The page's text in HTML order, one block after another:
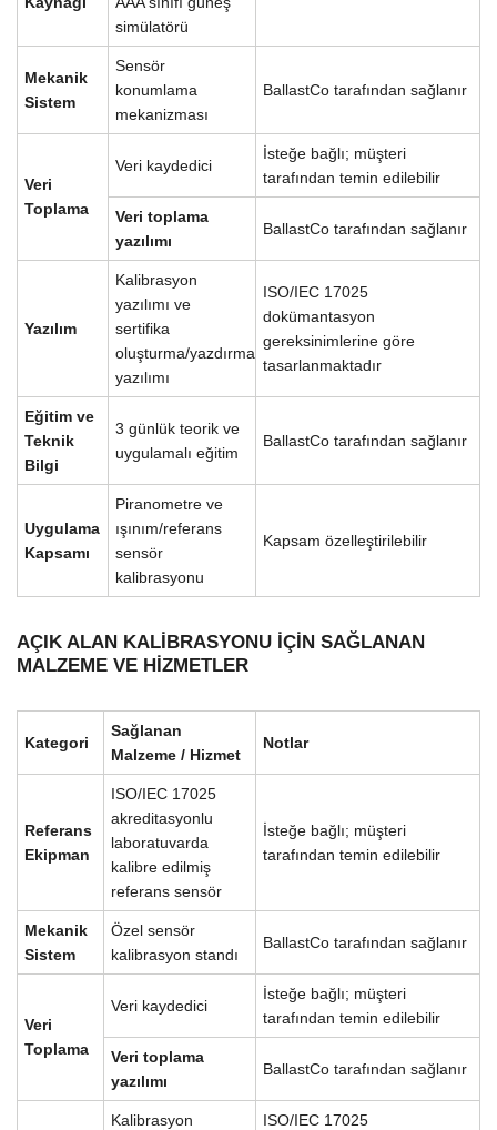
simülatörü
Mekanik
Sistem
Sensör
konumlama
mekanizması
BallastCo tarafından sağlanır
Veri
Toplama
Veri kaydedici
İsteğe bağlı; müşteri
tarafından temin edilebilir
Veri toplama
yazılımı
BallastCo tarafından sağlanır
Yazılım
Kalibrasyon
yazılımı ve
sertifika
oluşturma/yazdırma
yazılımı
ISO/IEC 17025
dokümantasyon
gereksinimlerine göre
tasarlanmaktadır
Eğitim ve
Teknik
Bilgi
3 günlük teorik ve
uygulamalı eğitim
BallastCo tarafından sağlanır
Uygulama
Kapsamı
Piranometre ve
ışınım/referans
sensör
kalibrasyonu
Kapsam özelleştirilebilir
AÇIK ALAN KALIBRASYONU IÇIN SAĞLANAN
MALZEME VE HIZMETLER
Kategori
Sağlanan
Malzeme / Hizmet
Notlar
Referans
Ekipman
ISO/IEC 17025
akreditasyonlu
laboratuvarda
kalibre edilmiş
referans sensör
İsteğe bağlı; müşteri
tarafından temin edilebilir
Mekanik
Sistem
Özel sensör
kalibrasyon standı
BallastCo tarafından sağlanır
Veri
Toplama
Veri kaydedici
İsteğe bağlı; müşteri
tarafından temin edilebilir
Veri toplama
yazılımı
BallastCo tarafından sağlanır
Kalibrasyon
ISO/IEC 17025